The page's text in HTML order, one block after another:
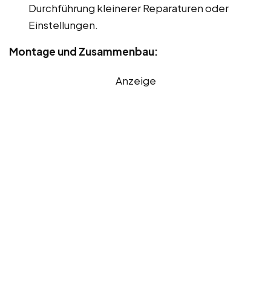
Durchführung kleinerer Reparaturen oder
Einstellungen.
Montage und Zusammenbau:
Anzeige